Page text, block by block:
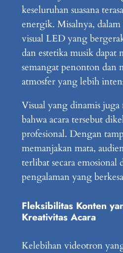
keseluruhan suasana
energik. Misalnya,
visual LED yang
dan estetika musik dapat
semangat penonton dan
atmosfer yang lebih
Visual yang dinamis
bahwa acara tersebut
profesional. Dengan
memanjakan mata,
terlibat secara emosional
pengalaman yang
Fleksibilitas Konten
Kreativitas Acara
Kelebihan videotron